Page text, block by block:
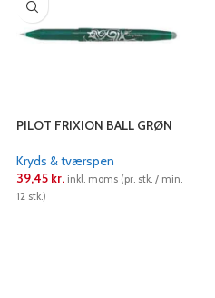
PILOT FRIXION BALL GRØN
Kryds & tværspen
39,45 kr. inkl. moms (pr. stk. / min.
12 stk.)